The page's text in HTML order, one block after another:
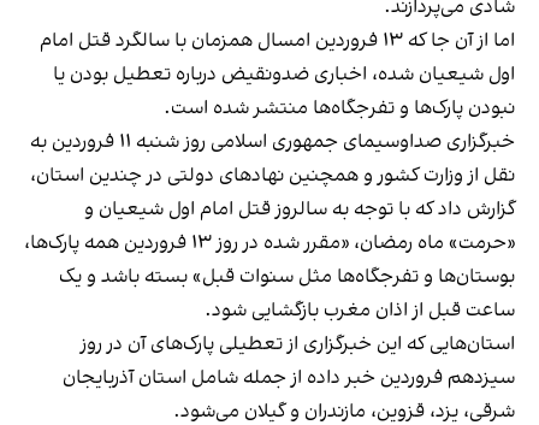
شادی می‌پردازند.
اما از آن جا که ۱۳ فروردین امسال همزمان با سالگرد قتل امام
اول شیعیان شده، اخباری ضدونقیض درباره تعطیل بودن یا
نبودن پارک‌ها و تفرجگاه‌ها منتشر شده است.
خبرگزاری صداوسیمای جمهوری اسلامی
روز شنبه ۱۱ فروردين به
نقل از وزارت کشورو همچنین نهادهای دولتی در چندین استان،
گزارش داد که با توجه به سالروز قتل امام اول شیعیان و
«حرمت» ماه رمضان، «مقرر شده در روز ۱۳ فروردین همه پارک‌ها،
بوستان‌ها و تفرجگاه‌ها مثل سنوات قبل» بسته باشد و یک
ساعت قبل از اذان مغرب بازگشایی شود.
استان‌هایی که این خبرگزاری از تعطیلی پارک‌های آن در روز
سیزدهم فروردین خبر داده از جمله شامل استان آذربایجان
شرقی، یزد، قزوین، مازندران وگیلان می‌شود.